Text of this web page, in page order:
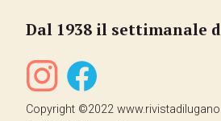
Dal 1938 il settimanale
Copyright ©2022